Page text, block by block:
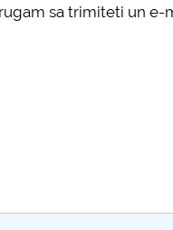
sa trimiteti un e-